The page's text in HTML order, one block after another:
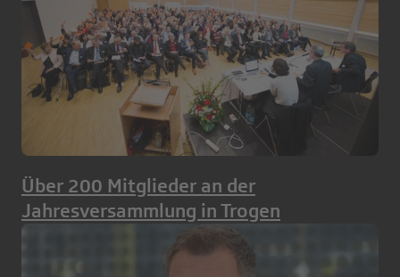
Über 200 Mitglieder an der
Jahresversammlung in Trogen